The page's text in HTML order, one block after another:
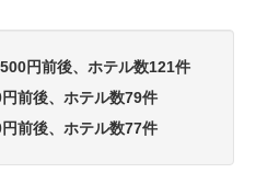
円前後、ホテル数121件
前後、ホテル数79件
前後、ホテル数77件